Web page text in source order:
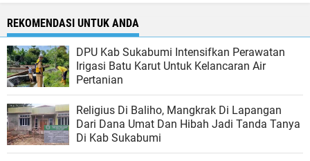
REKOMENDASI UNTUK ANDA
DPU Kab Sukabumi Intensifkan Perawatan
Irigasi Batu Karut Untuk Kelancaran Air
Pertanian
Religius Di Baliho, Mangkrak Di Lapangan
Dari Dana Umat Dan Hibah Jadi Tanda Tanya
Di Kab Sukabumi